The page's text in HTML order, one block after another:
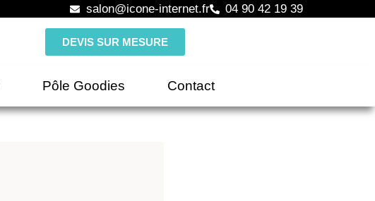
salon@icone-internet.fr 04 90 42 19 39
DEVIS SUR MESURE
Pôle Goodies Contact